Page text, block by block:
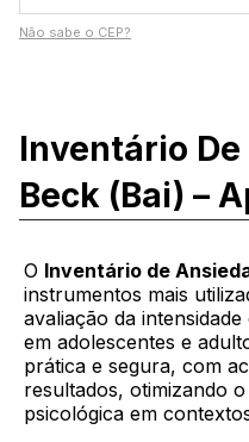
Não sabe o CEP?
Inventário
Beck (bai) –
O Inventário de
instrumentos mais
avaliação da
em adolescentes e
prática e segura, com
resultados, otimizando
psicológica em